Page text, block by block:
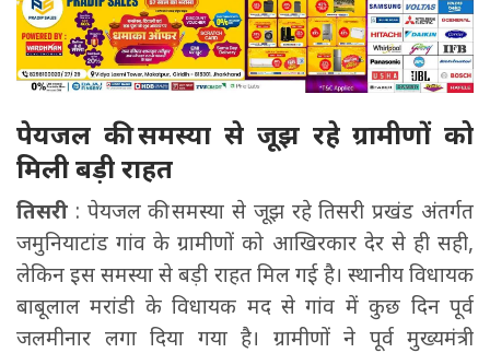
पेयजल की समस्या से जूझ रहे ग्रामीणों को
मिली बड़ी राहत
तिसरी : पेयजल की समस्या से जूझ रहे तिसरी प्रखंड अंतर्गत
जमुनियाटांड गांव के ग्रामीणों को आखिरकार देर से ही सही,
लेकिन इस समस्या से बड़ी राहत मिल गई है। स्थानीय विधायक
बाबूलाल मरांडी के विधायक मद से गांव में कुछ दिन पूर्व
जलमीनार लगा दिया गया है। ग्रामीणों ने पूर्व मुख्यमंत्री